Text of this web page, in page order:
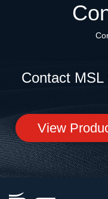
Contact MSL
View